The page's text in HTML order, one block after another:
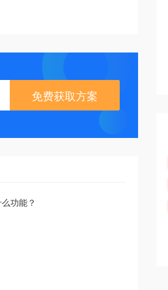
免费获取方案
功能？